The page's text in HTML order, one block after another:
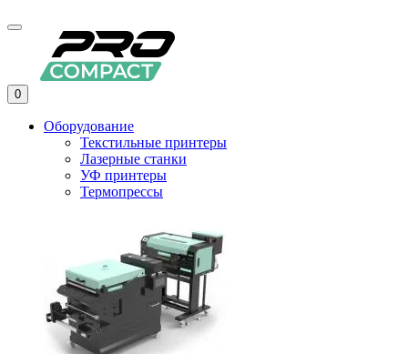
0
Оборудование
Текстильные принтеры
Лазерные станки
УФ принтеры
Термопрессы